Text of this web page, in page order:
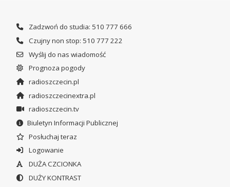
Zadzwoń do studia: 510 777 666
Czujny non stop: 510 777 222
Wyślij do nas wiadomość
Prognoza pogody
radioszczecin.pl
radioszczecinextra.pl
radioszczecin.tv
Biuletyn Informacji Publicznej
Posłuchaj teraz
Logowanie
DUŻA CZCIONKA
DUŻY KONTRAST